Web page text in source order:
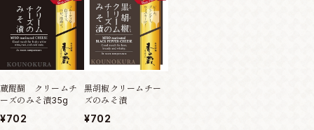
蔵醍醐 クリームチ
ーズのみそ漬35g
¥702
黒胡椒クリームチー
ズのみそ漬
¥702